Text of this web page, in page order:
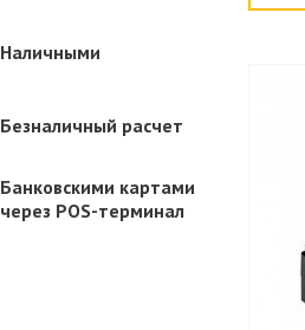
Наличными
Безналичный расчет
Банковскими картами
через POS-терминал